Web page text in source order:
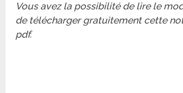
Vous avez la possibilité de lire le
de télécharger gratuitement cette
pdf.